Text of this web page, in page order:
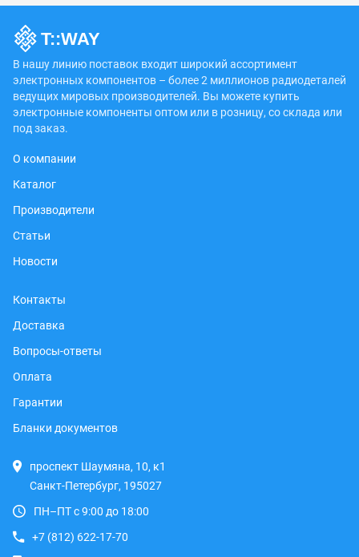
В нашу линию поставок входит широкий ассортимент
электронных компонентов – более 2 миллионов радиодеталей
ведущих мировых производителей. Вы можете купить
электронные компоненты оптом или в розницу, со склада или
под заказ.
О компании
Каталог
Производители
Статьи
Новости
Контакты
Доставка
Вопросы-ответы
Оплата
Гарантии
Бланки документов
проспект Шаумяна, 10, к1
Санкт-Петербург, 195027
ПН–ПТ с 9:00 до 18:00
+7 (812) 622-17-70